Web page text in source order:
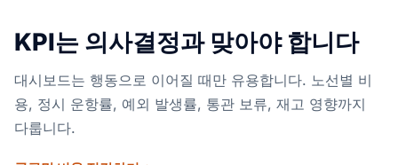
KPI는 의사결정과 맞아야 합니다
대시보드는 행동으로 이어질 때만 유용합니다. 노선별 비
용, 정시 운항률, 예외 발생률, 통관 보류, 재고 영향까지
다룹니다.